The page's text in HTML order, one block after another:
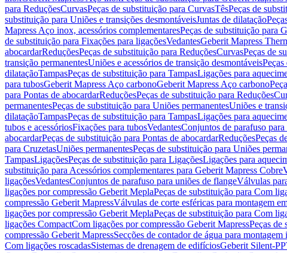
para ReduçõesCurvasPeças de substituição para CurvasTêsPeças de
substituição para Uniões e transições desmontáveisJuntas de dilatação
Mapress Aço inox, acessórios complementaresPeças de substituição para
de substituição para Fixações para ligaçõesVedantesGeberit Mapress
abocardarReduçõesPeças de substituição para ReduçõesCurvasPeças de
transição permanentesUniões e acessórios de transição desmontáveis
dilataçãoTampasPeças de substituição para TampasLigações para
para tubosGeberit Mapress Aço carbonoGeberit Mapress Aço carbono
para Pontas de abocardarReduçõesPeças de substituição para Reduções
permanentesPeças de substituição para Uniões permanentesUniões e
dilataçãoTampasPeças de substituição para TampasLigações para
tubos e acessóriosFixações para tubosVedantesConjuntos de parafuso
abocardarPeças de substituição para Pontas de abocardarReduçõesPeças
para CruzetasUniões permanentesPeças de substituição para Uniões
TampasLigaçõesPeças de substituição para LigaçõesLigações para
substituição para Acessórios complementares para Geberit Mapress Cobre
ligaçõesVedantesConjuntos de parafuso para uniões de flangeVálvulas
ligações por compressão Geberit MeplaPeças de substituição para Com
compressão Geberit MapressVálvulas de corte esféricas para montagem
ligações por compressão Geberit MeplaPeças de substituição para Com
ligações CompactCom ligações por compressão Geberit MapressPeças de
compressão Geberit MapressSecções de contador de água para montagem
Com ligações roscadasSistemas de drenagem de edifíciosGeberit Silent-PP